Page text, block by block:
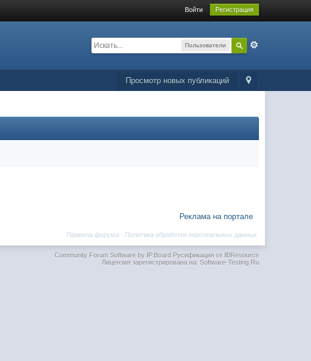
Войти Регистрация
Пользователи
Просмотр новых публикаций
Реклама на портале
Политика обработки персональных данных
Правила форума ·
Community Forum Software by IP.BoardРусификация от IBResource
Лицензия зарегистрирована на: Software-Testing.Ru